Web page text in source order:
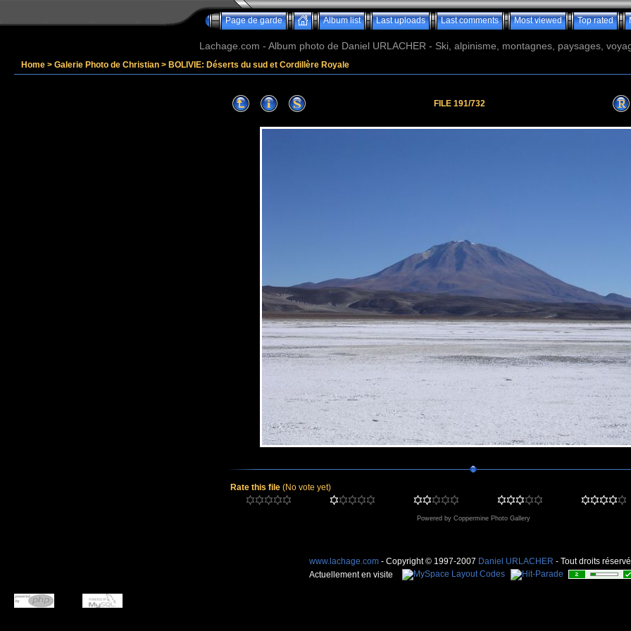
Page de garde Album list Last uploads Last comments Most viewed Top rated
Lachage.com - Album photo de Daniel URLACHER - Ski, alpinisme, montagnes, paysages,
Home > Galerie Photo de Christian > BOLIVIE: Déserts du sud et Cordillère Royale
FILE 191/732
Rate this file (No vote yet)
Powered by Coppermine Photo Gallery
www.lachage.com - Copyright © 1997-2007 Daniel URLACHER - Tout droits
Actuellement en visite